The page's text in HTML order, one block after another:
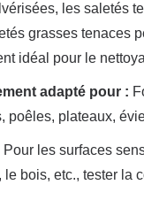
les saletés
grasses tenaces
idéal pour le
adapté pour :
poêles, plateaux,
Pour les surfaces
le bois, etc., tester la